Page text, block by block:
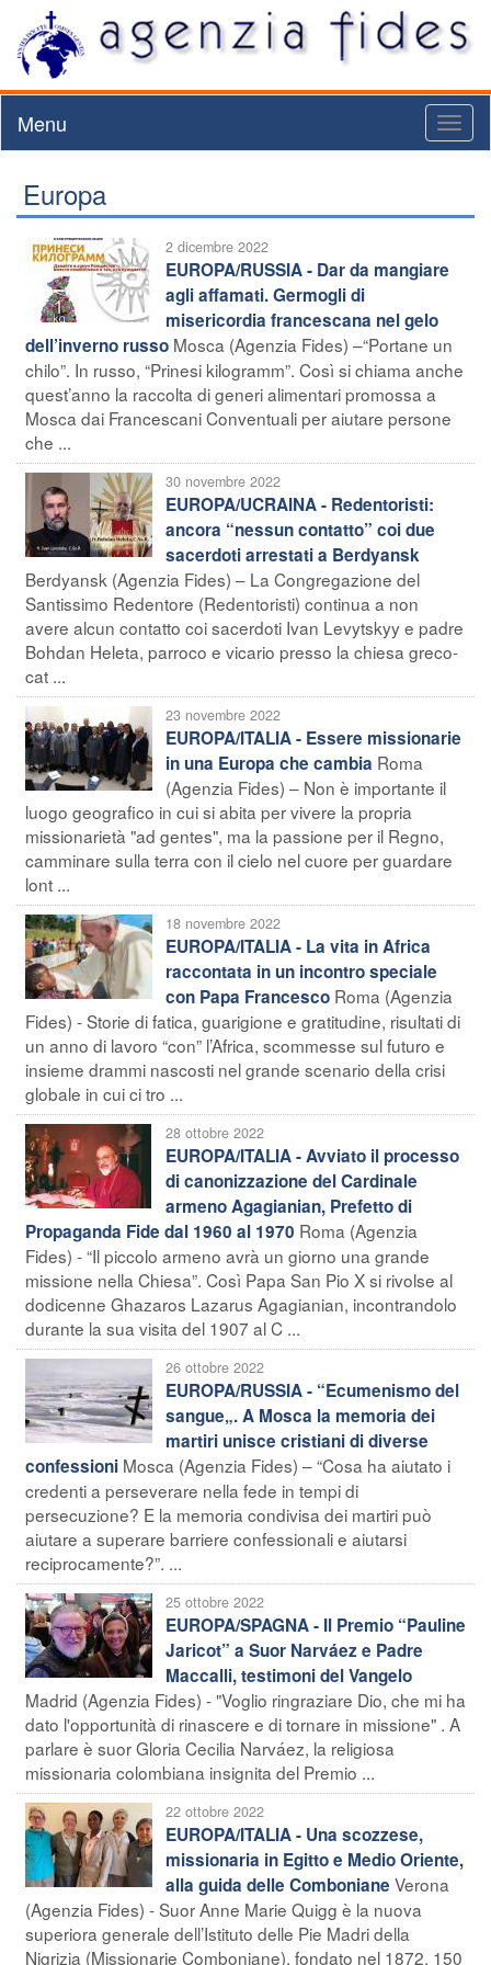
Menu
Europa
2 dicembre 2022
EUROPA/RUSSIA - Dar da mangiare
agli affamati. Germogli di
misericordia francescana nel gelo
dell’inverno russo Mosca (Agenzia Fides) –“Portane un
chilo”. In russo, “Prinesi kilogramm”. Così si chiama anche
quest’anno la raccolta di generi alimentari promossa a
Mosca dai Francescani Conventuali per aiutare persone
che ...
30 novembre 2022
EUROPA/UCRAINA - Redentoristi:
ancora “nessun contatto” coi due
sacerdoti arrestati a Berdyansk
Berdyansk (Agenzia Fides) – La Congregazione del
Santissimo Redentore (Redentoristi) continua a non
avere alcun contatto coi sacerdoti Ivan Levytskyy e padre
Bohdan Heleta, parroco e vicario presso la chiesa greco-
cat ...
23 novembre 2022
EUROPA/ITALIA - Essere missionarie
in una Europa che cambia Roma
(Agenzia Fides) – Non è importante il
luogo geografico in cui si abita per vivere la propria
missionarietà "ad gentes", ma la passione per il Regno,
camminare sulla terra con il cielo nel cuore per guardare
lont ...
18 novembre 2022
EUROPA/ITALIA - La vita in Africa
raccontata in un incontro speciale
con Papa Francesco Roma (Agenzia
Fides) - Storie di fatica, guarigione e gratitudine, risultati di
un anno di lavoro “con” l’Africa, scommesse sul futuro e
insieme drammi nascosti nel grande scenario della crisi
globale in cui ci tro ...
28 ottobre 2022
EUROPA/ITALIA - Avviato il processo
di canonizzazione del Cardinale
armeno Agagianian, Prefetto di
Propaganda Fide dal 1960 al 1970 Roma (Agenzia
Fides) - “Il piccolo armeno avrà un giorno una grande
missione nella Chiesa”. Così Papa San Pio X si rivolse al
dodicenne Ghazaros Lazarus Agagianian, incontrandolo
durante la sua visita del 1907 al C ...
26 ottobre 2022
EUROPA/RUSSIA - “Ecumenismo del
sangue„. A Mosca la memoria dei
martiri unisce cristiani di diverse
confessioni Mosca (Agenzia Fides) – “Cosa ha aiutato i
credenti a perseverare nella fede in tempi di
persecuzione? E la memoria condivisa dei martiri può
aiutare a superare barriere confessionali e aiutarsi
reciprocamente?”. ...
25 ottobre 2022
EUROPA/SPAGNA - Il Premio “Pauline
Jaricot” a Suor Narváez e Padre
Maccalli, testimoni del Vangelo
Madrid (Agenzia Fides) - "Voglio ringraziare Dio, che mi ha
dato l'opportunità di rinascere e di tornare in missione" . A
parlare è suor Gloria Cecilia Narváez, la religiosa
missionaria colombiana insignita del Premio ...
22 ottobre 2022
EUROPA/ITALIA - Una scozzese,
missionaria in Egitto e Medio Oriente,
alla guida delle Comboniane Verona
(Agenzia Fides) - Suor Anne Marie Quigg è la nuova
superiora generale dell’Istituto delle Pie Madri della
Nigrizia (Missionarie Comboniane), fondato nel 1872, 150